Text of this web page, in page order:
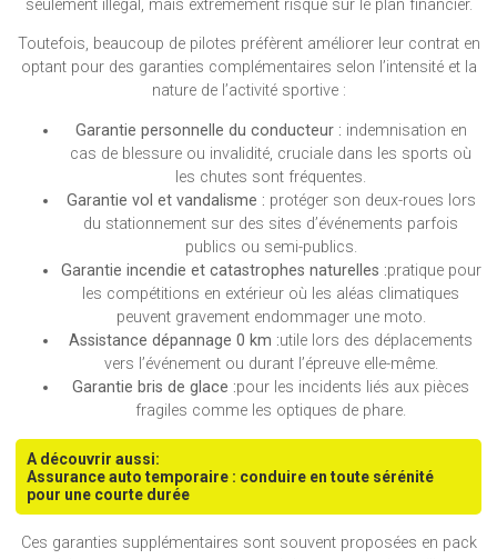
seulement illégal, mais extrêmement risqué sur le plan financier.
Toutefois, beaucoup de pilotes préfèrent améliorer leur contrat en
optant pour des garanties complémentaires selon l’intensité et la
nature de l’activité sportive :
Garantie personnelle du conducteur : indemnisation en
cas de blessure ou invalidité, cruciale dans les sports où
les chutes sont fréquentes.
Garantie vol et vandalisme : protéger son deux-roues lors
du stationnement sur des sites d’événements parfois
publics ou semi-publics.
Garantie incendie et catastrophes naturelles :pratique pour
les compétitions en extérieur où les aléas climatiques
peuvent gravement endommager une moto.
Assistance dépannage 0 km :utile lors des déplacements
vers l’événement ou durant l’épreuve elle-même.
Garantie bris de glace :pour les incidents liés aux pièces
fragiles comme les optiques de phare.
A découvrir aussi:
Assurance auto temporaire : conduire en toute sérénité
pour une courte durée
Ces garanties supplémentaires sont souvent proposées en pack